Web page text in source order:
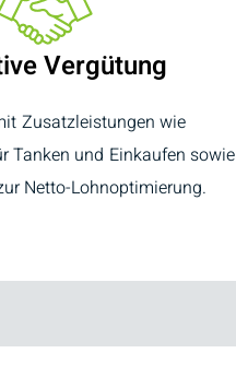
Vergütung
Zusatzleistungen wie
Tanken und Einkaufen sowie
Netto-Lohnoptimierung.